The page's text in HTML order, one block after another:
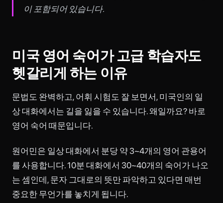
이 포함되어 있습니다.
미국 영어 숙어가 고급 학습자도
헷갈리게 하는 이유
문법도 완벽하고, 어휘 시험도 잘 보면서, 미국인의 일
상 대화에서는 길을 잃을 수 있습니다. 왜일까요? 바로
영어 숙어 때문입니다.
원어민은 일상 대화에서 분당 약 3~4개의 영어 관용어
를 사용합니다. 10분 대화에서 30~40개의 숙어가 나오
는 셈인데, 문자 그대로의 뜻만 파악하고 있다면 매번
중요한 무언가를 놓치게 됩니다.